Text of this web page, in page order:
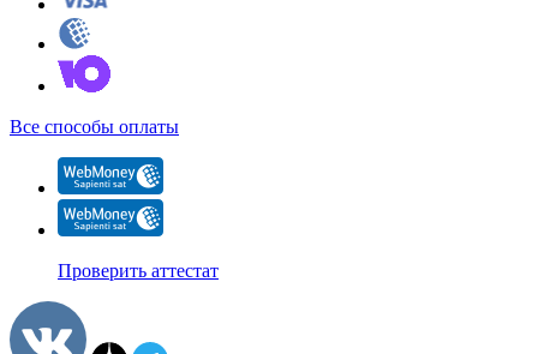
Все способы оплаты
Проверить аттестат